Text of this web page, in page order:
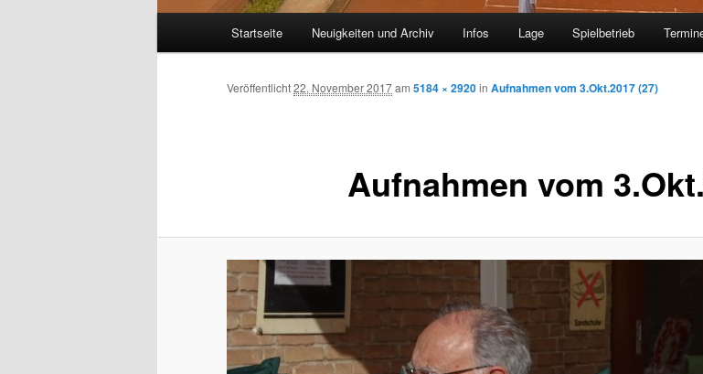
Startseite Neuigkeiten und Archiv Infos Lage Spielbetrieb
Aufnahmen vom
Veröffentlicht22. November 2017am 5184 × 2920in Aufnahmen vom 3.Okt.2017 (27)